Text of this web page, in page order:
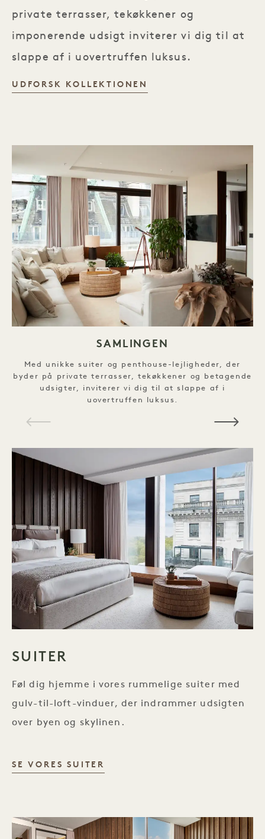
private terrasser, tekøkkener og
imponerende udsigt inviterer vi dig til at
slappe af i uovertruffen luksus.
UDFORSK KOLLEKTIONEN
SAMLINGEN
Med unikke suiter og penthouse-lejligheder, der
byder på private terrasser, tekøkkener og betagende
udsigter, inviterer vi dig til at slappe af i
uovertruffen luksus.
SUITER
Føl dig hjemme i vores rummelige suiter med
gulv-til-loft-vinduer, der indrammer udsigten
over byen og skylinen.
SE VORES SUITER